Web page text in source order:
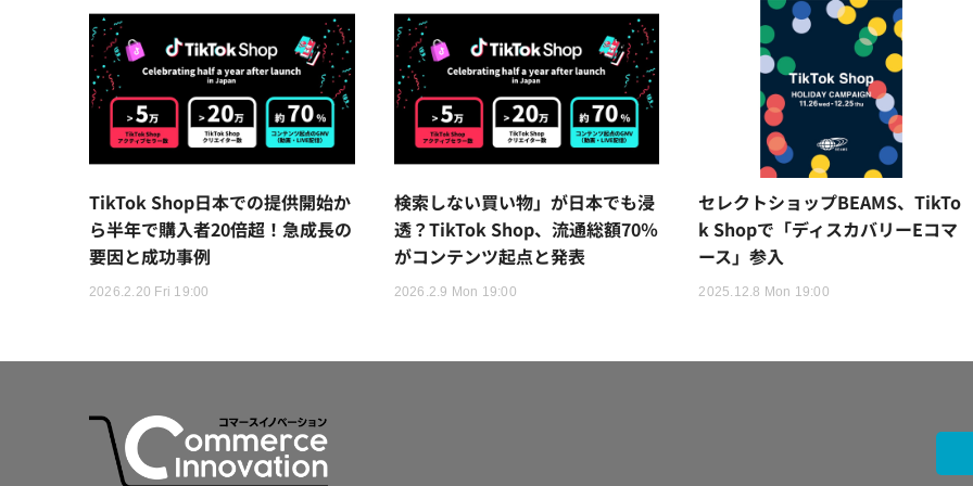
TikTok Shop日本での提供開始か
ら半年で購入者20倍超！急成長の
要因と成功事例
2026.2.20 Fri 19:00
検索しない買い物」が日本でも浸
透？TikTok Shop、流通総額70％
がコンテンツ起点と発表
2026.2.9 Mon 19:00
セレクトショップBEAMS、TikTo
k Shopで「ディスカバリーEコマ
ース」参入
2025.12.8 Mon 19:00